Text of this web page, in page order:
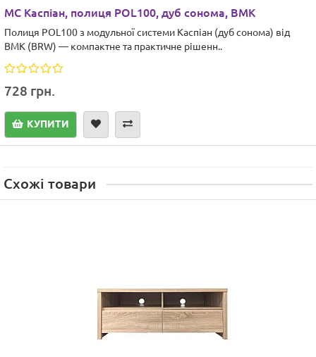
МС Каспіан, полиця POL100, дуб сонома, ВМК
Полиця POL100 з модульної системи Каспіан (дуб сонома) від
ВМК (BRW) — компактне та практичне рішенн..
728 грн.
КУПИТИ
Схожі товари